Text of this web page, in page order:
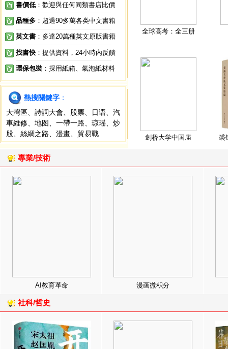
書價低 ：歡迎與任何同類書店比價
品種多 ：超過90多萬各类中文書籍
英文書 ：多達20萬種英文原版書籍
找書快 ：提供資料，24小時內反饋
環保包裝 ：採用紙箱、氣泡紙材料
熱搜關鍵字 ：
大灣區
詩詞大會 股票 日语
汽
車維修
地图 一帶一路 琼瑶
炒
股
絲綢之路 漫畫 貿易戰
全球高考：全三册
剑桥大学中国庙 裘
專業/技術
AI教育革命 漫画微积分
社科/哲史